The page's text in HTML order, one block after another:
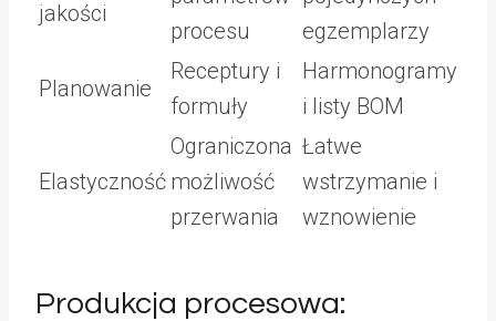
jakości
procesu
egzemplarzy
Planowanie
Receptury i
formuły
Harmonogramy
i listy BOM
Elastyczność
Ograniczona
możliwość
przerwania
Łatwe
wstrzymanie i
wznowienie
Produkcja procesowa: